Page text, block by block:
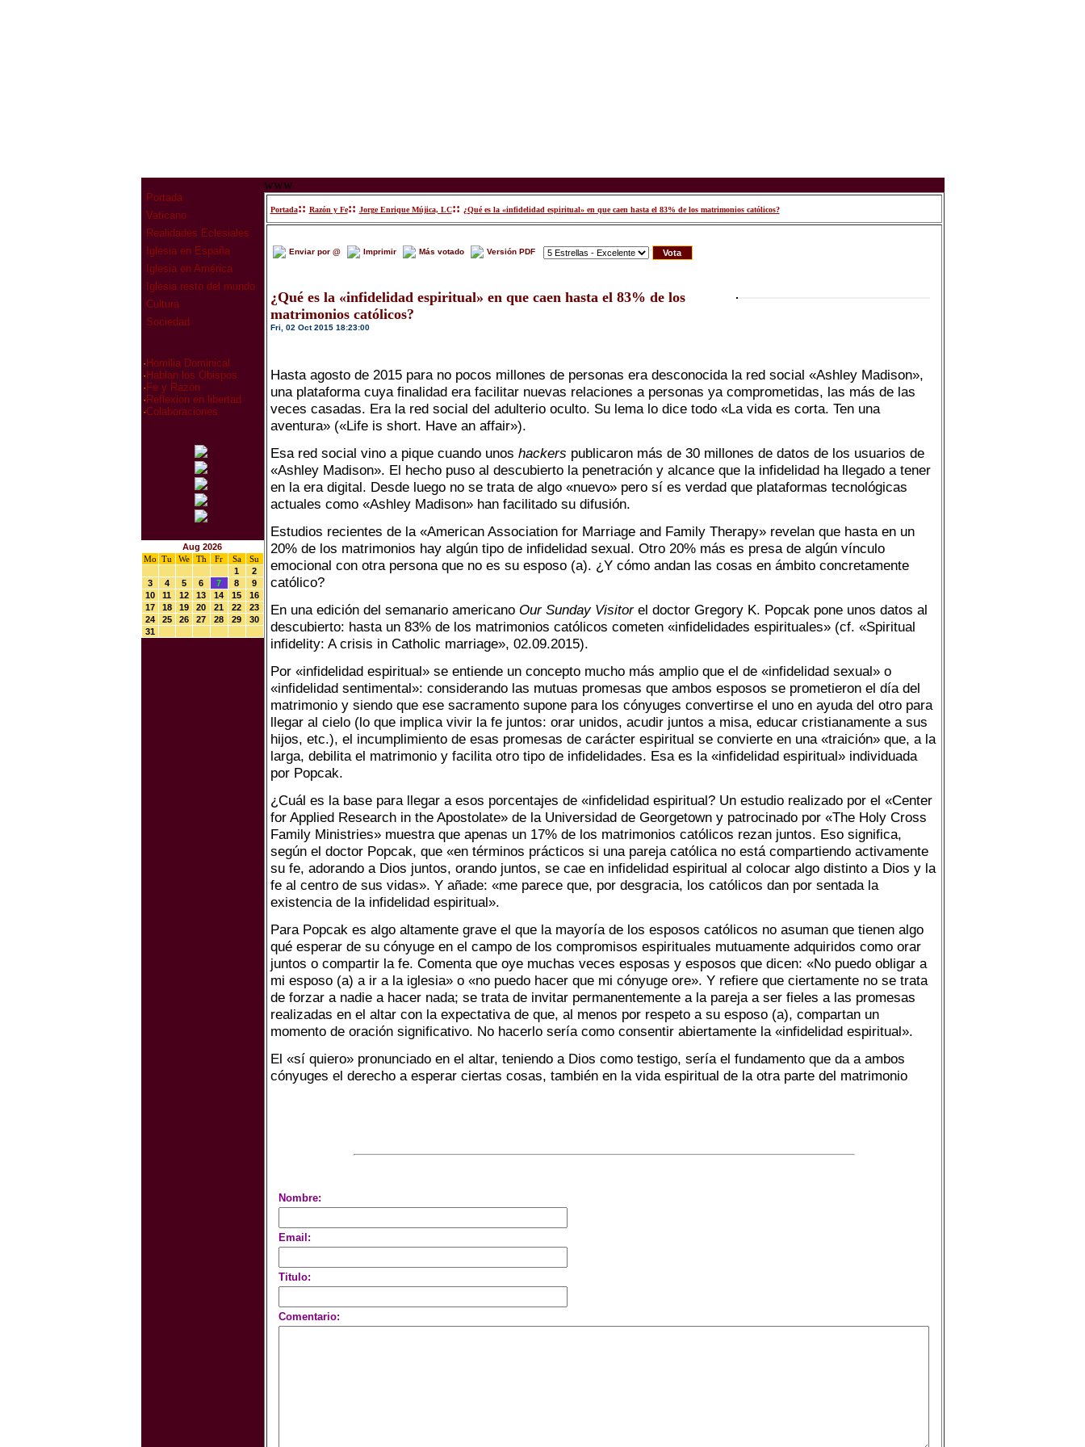
Portada
Vaticano
Realidades Eclesiales
Iglesia en España
Iglesia en América
Iglesia resto del mundo
Cultura
Sociedad
· Homilia Dominical
· Hablan los Obispos
· Fe y Razón
· Reflexion en libertad
·Colaboraciones
Aug 2026
Mo Tu We Th Fr Sa
Su
1
2
3
4 5 6 7 8
9
10
11 12 13 14 15
16
17
18 19 20 21 22
23
24
25 26 27 28 29
30
31
www
Portada:: Razón y Fe:: Jorge Enrique Mújica, LC:: ¿Qué es la «infidelidad espiritual» en que caen hasta el 83% de los matrimonios católicos?
Enviar por @ Imprimir Más votado Versión PDF
¿Qué es la «infidelidad espiritual» en que caen hasta el 83% de los
matrimonios católicos?
Fri, 02 Oct 2015 18:23:00
Hasta agosto de 2015 para no pocos millones de personas era desconocida la red social «Ashley Madison»,
una plataforma cuya finalidad era facilitar nuevas relaciones a personas ya comprometidas, las más de las
veces casadas. Era la red social del adulterio oculto. Su lema lo dice todo «La vida es corta. Ten una
aventura» («Life is short. Have an affair»).
Esa red social vino a pique cuando unos hackers publicaron más de 30 millones de datos de los usuarios de
«Ashley Madison». El hecho puso al descubierto la penetración y alcance que la infidelidad ha llegado a tener
en la era digital. Desde luego no se trata de algo «nuevo» pero sí es verdad que plataformas tecnológicas
actuales como «Ashley Madison» han facilitado su difusión.
Estudios recientes de la «American Association for Marriage and Family Therapy» revelan que hasta en un
20% de los matrimonios hay algún tipo de infidelidad sexual. Otro 20% más es presa de algún vínculo
emocional con otra persona que no es su esposo (a). ¿Y cómo andan las cosas en ámbito concretamente
católico?
En una edición del semanario americano Our Sunday Visitorel doctor Gregory K. Popcak pone unos datos al
descubierto: hasta un 83% de los matrimonios católicos cometen «infidelidades espirituales» (cf. «Spiritual
infidelity: A crisis in Catholic marriage», 02.09.2015).
Por «infidelidad espiritual» se entiende un concepto mucho más amplio que el de «infidelidad sexual» o
«infidelidad sentimental»: considerando las mutuas promesas que ambos esposos se prometieron el día del
matrimonio y siendo que ese sacramento supone para los cónyuges convertirse el uno en ayuda del otro para
llegar al cielo (lo que implica vivir la fe juntos: orar unidos, acudir juntos a misa, educar cristianamente a sus
hijos, etc.), el incumplimiento de esas promesas de carácter espiritual se convierte en una «traición» que, a la
larga, debilita el matrimonio y facilita otro tipo de infidelidades. Esa es la «infidelidad espiritual» individuada
por Popcak.
¿Cuál es la base para llegar a esos porcentajes de «infidelidad espiritual? Un estudio realizado por el «Center
for Applied Research in the Apostolate» de la Universidad de Georgetown y patrocinado por «The Holy Cross
Family Ministries» muestra que apenas un 17% de los matrimonios católicos rezan juntos. Eso significa,
según el doctor Popcak, que «en términos prácticos si una pareja católica no está compartiendo activamente
su fe, adorando a Dios juntos, orando juntos, se cae en infidelidad espiritual al colocar algo distinto a Dios y la
fe al centro de sus vidas». Y añade: «me parece que, por desgracia, los católicos dan por sentada la
existencia de la infidelidad espiritual».
Para Popcak es algo altamente grave el que la mayoría de los esposos católicos no asuman que tienen algo
qué esperar de su cónyuge en el campo de los compromisos espirituales mutuamente adquiridos como orar
juntos o compartir la fe. Comenta que oye muchas veces esposas y esposos que dicen: «No puedo obligar a
mi esposo (a) a ir a la iglesia» o «no puedo hacer que mi cónyuge ore». Y refiere que ciertamente no se trata
de forzar a nadie a hacer nada; se trata de invitar permanentemente a la pareja a ser fieles a las promesas
realizadas en el altar con la expectativa de que, al menos por respeto a su esposo (a), compartan un
momento de oración significativo. No hacerlo sería como consentir abiertamente la «infidelidad espiritual».
El «sí quiero» pronunciado en el altar, teniendo a Dios como testigo, sería el fundamento que da a ambos
cónyuges el derecho a esperar ciertas cosas, también en la vida espiritual de la otra parte del matrimonio
Nombre:
Email:
Titulo:
Comentario: